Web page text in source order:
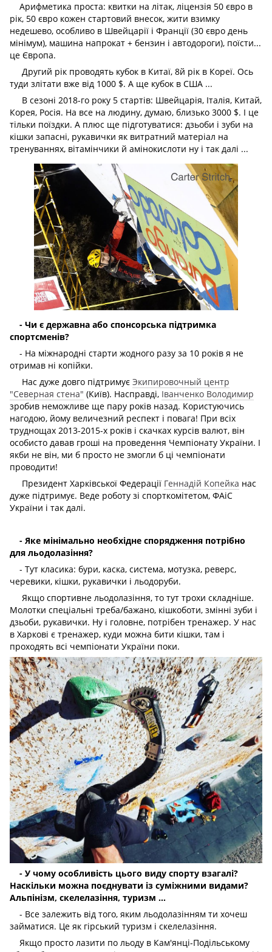
Арифметика проста: квитки на літак, ліцензія 50 євро в
рік, 50 євро кожен стартовий внесок, жити взимку
недешево, особливо в Швейцарії і Франції (30 євро день
мінімум), машина напрокат + бензин і автодороги), поїсти...
це Європа.
Другий рік проводять кубок в Китаї, 8й рік в Кореї. Ось
туди злітати вже від 1000 $. А ще кубок в США ...
В сезоні 2018-го року 5 стартів: Швейцарія, Італія, Китай,
Корея, Росія. На все на людину, думаю, близько 3000 $. І це
тільки поїздки. А плюс ще підготуватися: дзьоби і зуби на
кішки запасні, рукавички як витратний матеріал на
тренуваннях, вітамінчики й амінокислоти ну і так далі ...
- Чи є державна або спонсорська підтримка
спортсменів?
- На міжнародні старти жодного разу за 10 років я не
отримав ні копійки.
Нас дуже довго підтримує Экипировочный центр
"Северная стена" (Київ). Насправді, Іванченко Володимир
зробив неможливе ще пару років назад. Користуючись
нагодою, йому величезний респект і повага! При всіх
труднощах 2013-2015-х років і скачках курсів валют, він
особисто давав гроші на проведення Чемпіонату України. І
якби не він, ми б просто не змогли б ці чемпіонати
проводити!
Президент Харківської Федерації Геннадій Копейка нас
дуже підтримує. Веде роботу зі спорткомітетом, ФАіС
України і так далі.
- Яке мінімально необхідне спорядження потрібно
для льодолазіння?
- Тут класика: бури, каска, система, мотузка, реверс,
черевики, кішки, рукавички і льодоруби.
Якщо спортивне льодолазіння, то тут трохи складніше.
Молотки спеціальні треба/бажано, кішкоботи, змінні зуби і
дзьоби, рукавички. Ну і головне, потрібен тренажер. У нас
в Харкові є тренажер, куди можна бити кішки, там і
проходять всі чемпіонати України поки.
- У чому особливість цього виду спорту взагалі?
Наскільки можна поєднувати із суміжними видами?
Альпінізм, скелелазіння, туризм ...
- Все залежить від того, яким льодолазінням ти хочеш
займатися. Це як гірський туризм і скелелазіння.
Якщо просто лазити по льоду в Кам'янці-Подільському